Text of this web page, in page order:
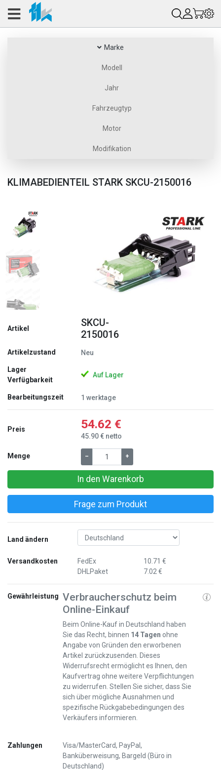
Marke
Modell
Jahr
Fahrzeugtyp
Motor
Modifikation
KLIMABEDIENTEIL STARK SKCU-2150016
Artikel
SKCU-
2150016
Artikelzustand Neu
Lager
Verfügbarkeit
Auf Lager
Bearbeitungszeit 1 werktage
Preis 54.62 €
45.90 € netto
Menge – +
In den Warenkorb
Frage zum Produkt
Land ändern
Versandkosten
FedEx
DHLPaket
10.71 €
7.02 €
Gewährleistung Verbraucherschutz beim
Online-Einkauf
Beim Online-Kauf in Deutschland haben
Sie das Recht, binnen 14 Tagen ohne
Angabe von Gründen den erworbenen
Artikel zurückzusenden. Dieses
Widerrufsrecht ermöglicht es Ihnen, den
Kaufvertrag ohne weitere Verpflichtungen
zu widerrufen. Stellen Sie sicher, dass Sie
sich über mögliche Ausnahmen und
spezifische Rückgabebedingungen des
Verkäufers informieren.
Zahlungen
Visa/MasterCard, PayPal,
Banküberweisung, Bargeld (Büro in
Deutschland)